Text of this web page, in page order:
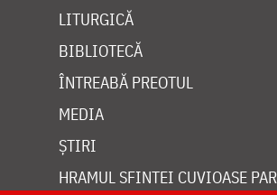
LITURGICĂ
BIBLIOTECĂ
ÎNTREABĂ PREOTUL
MEDIA
ȘTIRI
HRAMUL SFINTEI CUVIOASE